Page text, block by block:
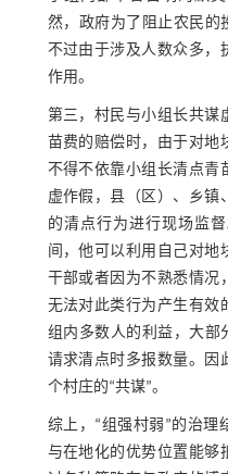
然，政府为了阻止农民的
不过由于涉及人数众多，
作用。
第三，村民与小组长共谋
苗费的赔偿时，由于对地
不得不依靠小组长清点青
虚作假，县（区）、乡镇
的清点行为进行现场监
间，他可以利用自己对地
干部或者因为不熟悉情况
无法对此类行为产生有效
组内多数人的利益，大部
请求清点时多报数量。因
个村庄的“共谋”。
综上，“组强村弱”的治理
与在地化的优势位置能够